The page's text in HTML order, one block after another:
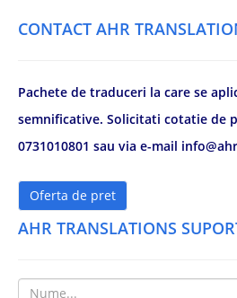
CONTACT AHR
Pachete de traduceri la care se
semnificative. Solicitati cotatie de
0731010801 sau via e-mail
Oferta de pret
AHR TRANSLATIONS